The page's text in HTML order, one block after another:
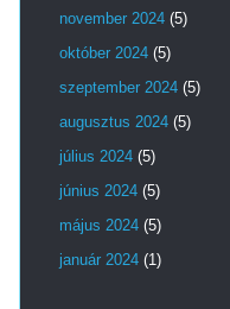
november 2024 (5)
október 2024 (5)
szeptember 2024 (5)
augusztus 2024 (5)
július 2024 (5)
június 2024 (5)
május 2024 (5)
január 2024 (1)